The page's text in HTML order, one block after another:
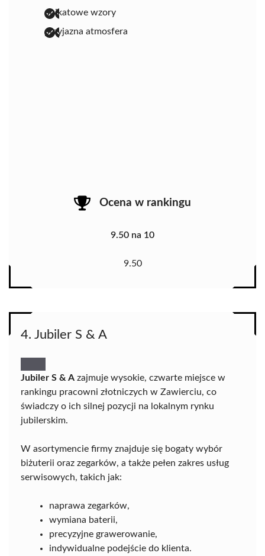
unikatowe wzory
przyjazna atmosfera
Ocena w rankingu
9.50 na 10
9.50
4. Jubiler S & A
Jubiler S & A zajmuje wysokie, czwarte miejsce w
rankingu pracowni złotniczych w Zawierciu, co
świadczy o ich silnej pozycji na lokalnym rynku
jubilerskim.
W asortymencie firmy znajduje się bogaty wybór
biżuterii oraz zegarków, a także pełen zakres usług
serwisowych, takich jak:
naprawa zegarków,
wymiana baterii,
precyzyjne grawerowanie,
indywidualne podejście do klienta.